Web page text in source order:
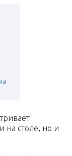
на столе, но и